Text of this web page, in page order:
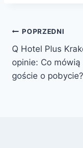
Nawigacja
wpisu
POPRZEDNI
Q Hotel Plus
opinie: Co mówią
goście o pobycie?